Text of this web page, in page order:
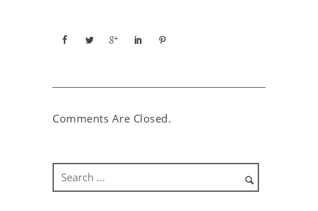
Comments Are Closed.